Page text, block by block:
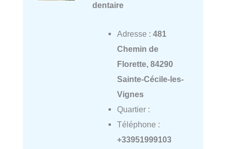
dentaire
Adresse : 481
Chemin de
Florette, 84290
Sainte-Cécile-les-
Vignes
Quartier :
Téléphone :
+33951999103